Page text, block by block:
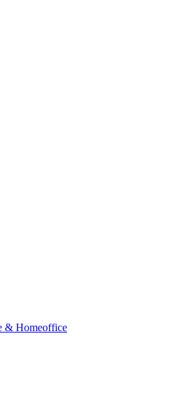
& Homeoffice